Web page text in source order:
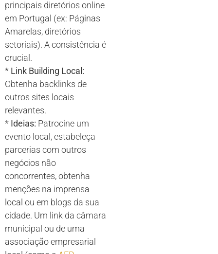
principais diretórios online
em Portugal (ex: Páginas
Amarelas, diretórios
setoriais). A consistência é
crucial.
* Link Building Local:
Obtenha backlinks de
outros sites locais
relevantes.
* Ideias: Patrocine um
evento local, estabeleça
parcerias com outros
negócios não
concorrentes, obtenha
menções na imprensa
local ou em blogs da sua
cidade. Um link da câmara
municipal ou de uma
associação empresarial